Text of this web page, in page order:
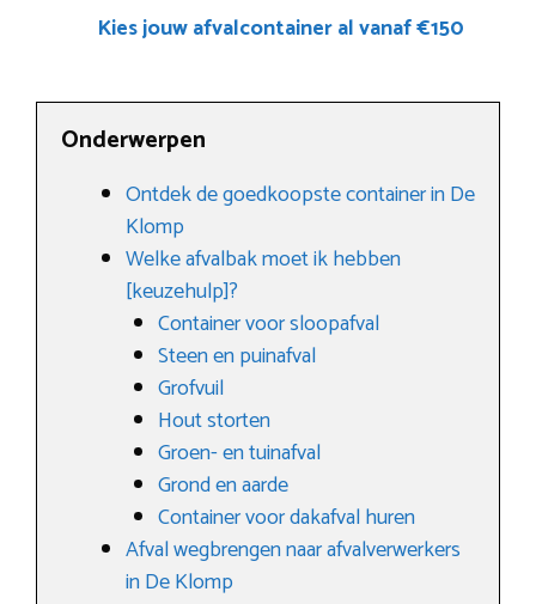
Kies jouw afvalcontainer al vanaf €150
Onderwerpen
Ontdek de goedkoopste container in De
Klomp
Welke afvalbak moet ik hebben
[keuzehulp]?
Container voor sloopafval
Steen en puinafval
Grofvuil
Hout storten
Groen- en tuinafval
Grond en aarde
Container voor dakafval huren
Afval wegbrengen naar afvalverwerkers
in De Klomp